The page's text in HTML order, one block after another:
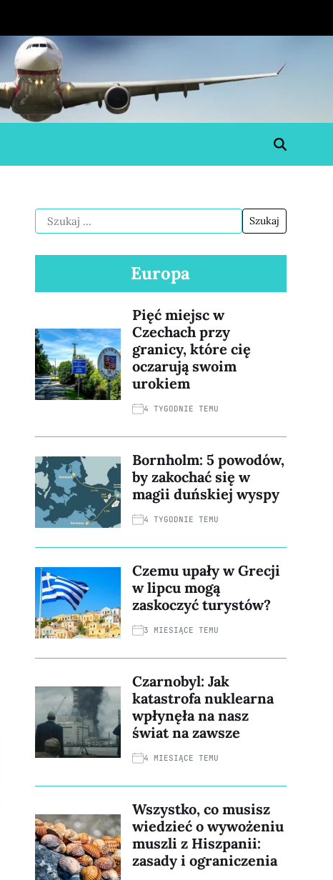
Europa
Pięć miejsc w
Czechach przy
granicy, które cię
oczarują swoim
urokiem
4 TYGODNIE TEMU
Bornholm: 5 powodów,
by zakochać się w
magii duńskiej wyspy
4 TYGODNIE TEMU
Czemu upały w Grecji
w lipcu mogą
zaskoczyć turystów?
3 MIESIĄCE TEMU
Czarnobyl: Jak
katastrofa nuklearna
wpłynęła na nasz
świat na zawsze
4 MIESIĄCE TEMU
Wszystko, co musisz
wiedzieć o wywożeniu
muszli z Hiszpanii:
zasady i ograniczenia